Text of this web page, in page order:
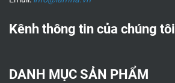
Kênh thông tin của chúng tôi
DANH MỤC SẢN PHẨM